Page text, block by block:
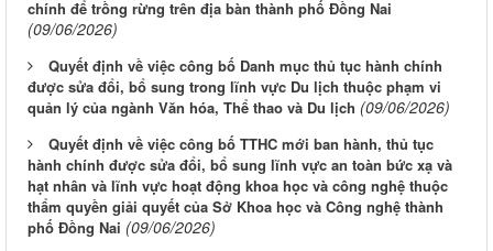
chính để trồng rừng trên địa bàn thành phố Đồng Nai
(09/06/2026)
Quyết định về việc công bố Danh mục thủ tục hành chính
được sửa đổi, bổ sung trong lĩnh vực Du lịch thuộc phạm vi
quản lý của ngành Văn hóa, Thể thao và Du lịch (09/06/2026)
Quyết định về việc công bố TTHC mới ban hành, thủ tục
hành chính được sửa đổi, bổ sung lĩnh vực an toàn bức xạ và
hạt nhân và lĩnh vực hoạt động khoa học và công nghệ thuộc
thẩm quyền giải quyết của Sở Khoa học và Công nghệ thành
phố Đồng Nai (09/06/2026)